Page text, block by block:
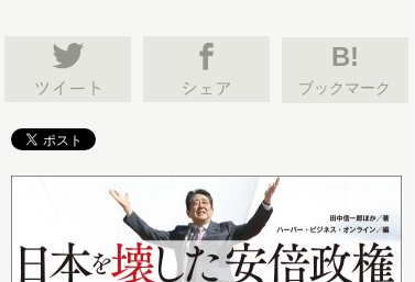
B!
ブックマーク